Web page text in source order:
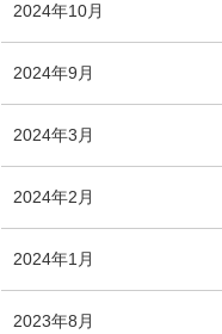
数
リ
ー
2024年10月
ー
2024年9月
ー
2024年3月
ー
2024年2月
ー
2024年1月
2023年8月